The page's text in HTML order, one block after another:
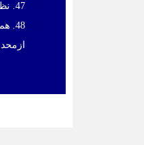
47. نظارت بر انجام امور مربوط به هماهنگی وپیگیری ستادمناسب سازی و تسهیل تردد معلولین جسمی– حرکتی.